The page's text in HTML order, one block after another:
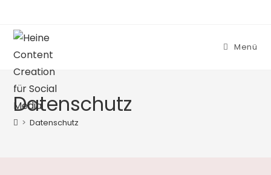
Menü
Datenschutz
> Datenschutz